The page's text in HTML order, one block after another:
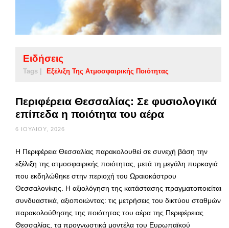
Ειδήσεις
Tags | Εξέλιξη Της Ατμοσφαιρικής Ποιότητας
Περιφέρεια Θεσσαλίας: Σε φυσιολογικά
επίπεδα η ποιότητα του αέρα
6 ΙΟΥΛΊΟΥ, 2026
Η Περιφέρεια Θεσσαλίας παρακολουθεί σε συνεχή βάση την
εξέλιξη της ατμοσφαιρικής ποιότητας, μετά τη μεγάλη πυρκαγιά
που εκδηλώθηκε στην περιοχή του Ωραιοκάστρου
Θεσσαλονίκης. Η αξιολόγηση της κατάστασης πραγματοποιείται
συνδυαστικά, αξιοποιώντας: τις μετρήσεις του δικτύου σταθμών
παρακολούθησης της ποιότητας του αέρα της Περιφέρειας
Θεσσαλίας, τα προγνωστικά μοντέλα του Ευρωπαϊκού